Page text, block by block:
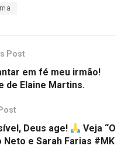
Post
em fé meu irmão!
de Elaine Martins.
Deus age!
Veja “O
e Sarah Farias #MK